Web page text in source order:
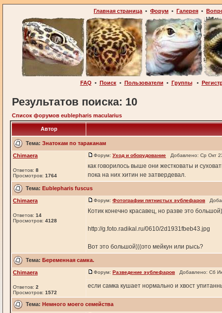
Главная страница • Форум • Галерея •
FAQ • Поиск• Пользователи • Группы•
Результатов поиска: 10
Список форумов eublepharis macularius
Автор
Тема: Знатокам по тараканам
Chimaera
Ответов: 8
Просмотров: 1764
Форум: Уход и оборудование Добавлено: Ср Окт
как говорилось выше они жестковаты и
пока на них хитин не затвердевал.
Тема: Eublepharis fuscus
Chimaera
Ответов: 14
Просмотров: 4128
Форум: Фотографии пятнистых эублефаров
Котик конечно красавец, но разве это
http://g.foto.radikal.ru/0610/2d1931fbeb43.jpg
Вот это большой)))это мейкун или рысь?
Тема: Беременная самка.
Chimaera
Ответов: 2
Просмотров: 1572
Форум: Разведение эублефаров Добавлено: Сб
если самка кушает нормально и хвост
Тема: Немного моего семейства